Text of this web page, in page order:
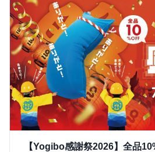
【Yogibo感謝祭2026】全品